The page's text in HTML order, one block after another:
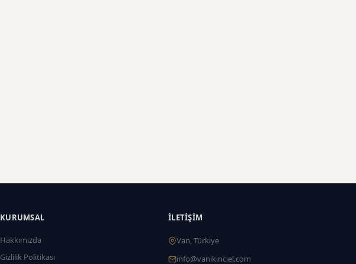
KURUMSAL
Hakkımızda
Gizlilik Politikası
İLETIŞIM
Van, Türkiye
info@vanikinciel.com